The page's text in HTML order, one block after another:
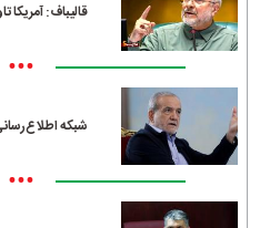
قالیباف:
•••
شبکه
•••